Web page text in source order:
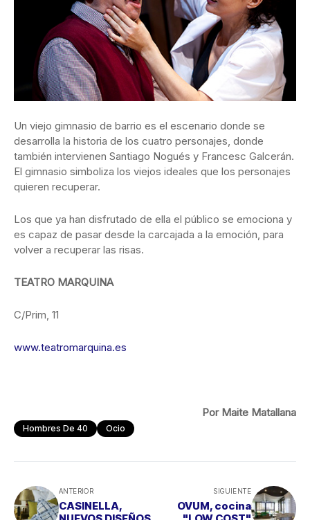
Un viejo gimnasio de barrio es el escenario donde se
desarrolla la historia de los cuatro personajes, donde
también intervienen Santiago Nogués y Francesc Galcerán.
El gimnasio simboliza los viejos ideales que los personajes
quieren recuperar.
Los que ya han disfrutado de ella el público se emociona y
es capaz de pasar desde la carcajada a la emoción, para
volver a recuperar las risas.
TEATRO MARQUINA
C/Prim, 11
www.teatromarquina.es
Por Maite Matallana
Hombres De 40 Ocio
ANTERIOR
CASINELLA,
SIGUIENTE
OVUM, cocina